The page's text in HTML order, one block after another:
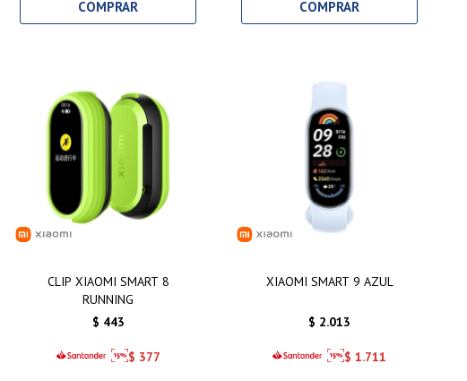
CLIP XIAOMI SMART 8
RUNNING
$ 443
$ 377
XIAOMI SMART 9 AZUL
$ 2.013
$ 1.711